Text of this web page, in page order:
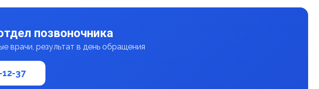
позвоночника
врачи, результат в день обращения
12-37